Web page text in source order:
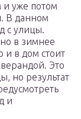
и уже потом
В данном
с улицы.
в зимнее
и в дом стоит
Это
но результат
и